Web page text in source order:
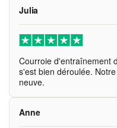
Julia
Courroie d'entraînement
s'est bien déroulée.
neuve.
Anne